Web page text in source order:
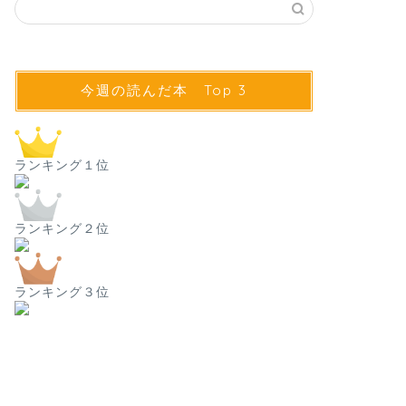
今週の読んだ本 Top 3
ランキング１位
ランキング２位
ランキング３位